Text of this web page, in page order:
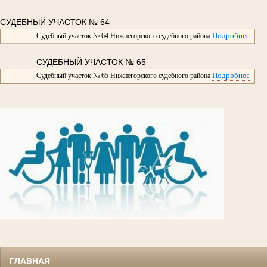
СУДЕБНЫЙ УЧАСТОК № 64
Судебный участок № 64 Нижнегорского судебного района Подробнее
СУДЕБНЫЙ УЧАСТОК № 65
Судебный участок № 65 Нижнегорского судебного района Подробнее
ГЛАВНАЯ